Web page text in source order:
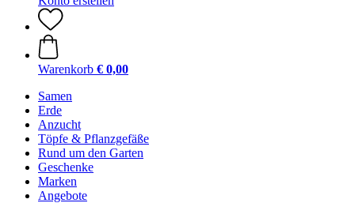
Warenkorb € 0,00
Samen
Erde
Anzucht
Töpfe & Pflanzgefäße
Rund um den Garten
Geschenke
Marken
Angebote